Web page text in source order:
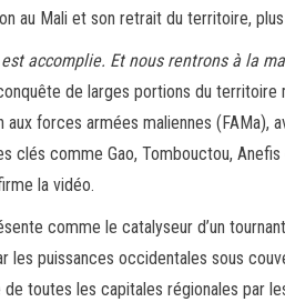
au Mali et son retrait du territoire,
accomplie. Et nous rentrons à la
de larges portions du territoire
forces armées maliennes (FAMa),
clés comme Gao, Tombouctou, Anefis
la vidéo.
comme le catalyseur d’un
les puissances occidentales sous
toutes les capitales régionales par